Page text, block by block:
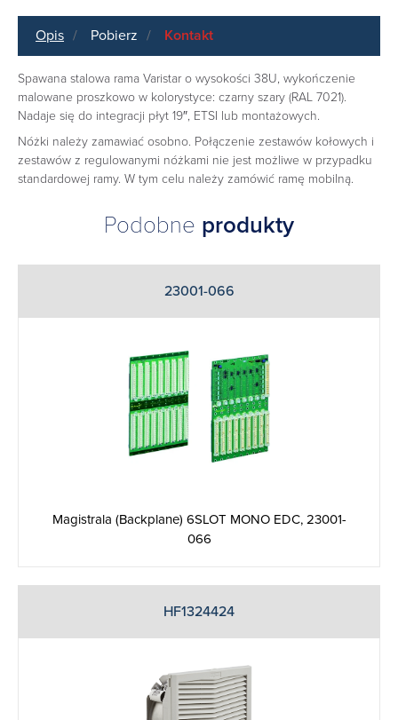
Opis Pobierz Kontakt
Spawana stalowa rama Varistar o wysokości 38U, wykończenie
malowane proszkowo w kolorystyce: czarny szary (RAL 7021).
Nadaje się do integracji płyt 19″, ETSI lub montażowych.‎
Nóżki należy zamawiać osobno. Połączenie zestawów kołowych i
zestawów z regulowanymi nóżkami nie jest możliwe w przypadku
standardowej ramy. W tym celu należy zamówić ramę mobilną.
Podobne produkty
23001-066
Magistrala (Backplane) 6SLOT MONO EDC, 23001-
066
HF1324424